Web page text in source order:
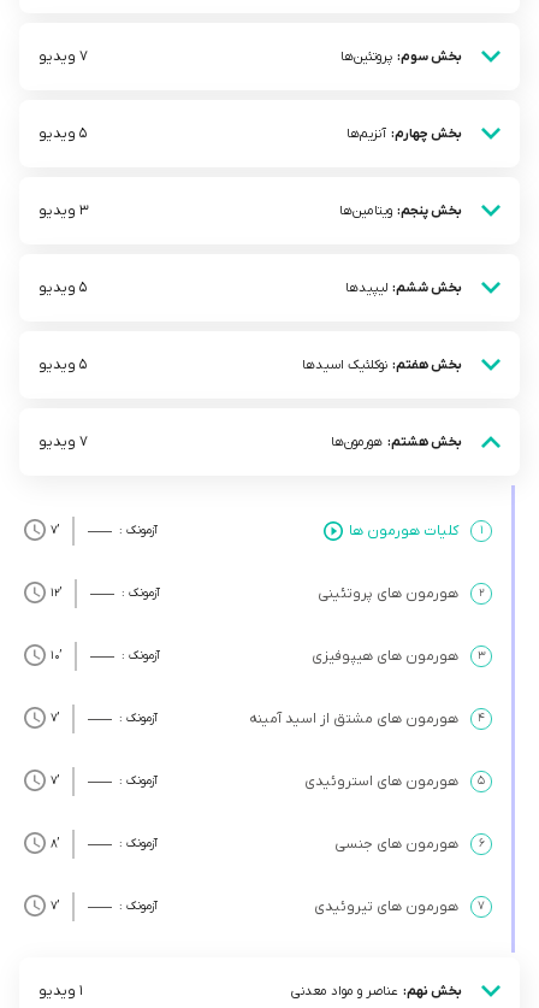
بخش سوم: پروتئین‌ها 7 ویدیو
بخش چهارم: آنزیم‌ها 5 ویدیو
بخش پنجم: ویتامین‌ها 3 ویدیو
بخش ششم: لیپیدها 5 ویدیو
بخش هفتم: نوکلئیک اسید‌ها 5 ویدیو
بخش هشتم: هورمون‌ها 7 ویدیو
۱ كليات هورمون ها آزمونک : ’7
۲ هورمون ‌های پروتئینی آزمونک : ’12
۳ هورمون‌ های هیپوفیزی آزمونک : ’10
۴ هورمون ‌های مشتق از اسید آمینه آزمونک : ’7
۵ هورمون‌ های استروئیدی آزمونک : ’7
۶ هورمون‌ های جنسی آزمونک : ’8
۷ هورمون ‌های تیروئیدی آزمونک : ’7
بخش نهم: عناصر و مواد معدنی 1 ویدیو